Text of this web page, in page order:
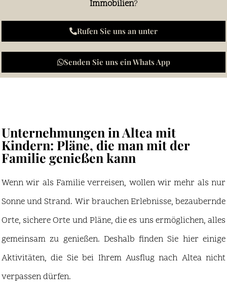
Immobilien?
Rufen Sie uns an unter
Senden Sie uns ein Whats App
Unternehmungen in Altea mit
Kindern: Pläne, die man mit der
Familie genießen kann
Wenn wir als Familie verreisen, wollen wir mehr als nur
Sonne und Strand. Wir brauchen Erlebnisse, bezaubernde
Orte, sichere Orte und Pläne, die es uns ermöglichen, alles
gemeinsam zu genießen. Deshalb finden Sie hier einige
Aktivitäten, die Sie bei Ihrem Ausflug nach Altea nicht
verpassen dürfen.